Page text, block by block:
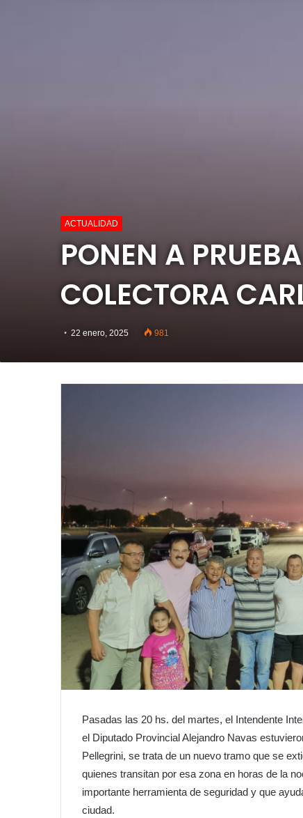
ACTUALIDAD
PONEN A
COLECTORA
22 enero, 2025 981
Pasadas las 20 hs. del martes, el Intendente
el Diputado Provincial Alejandro Navas
Pellegrini, se trata de un nuevo tramo que se
quienes transitan por esa zona en horas de la
importante herramienta de seguridad y que
ciudad.